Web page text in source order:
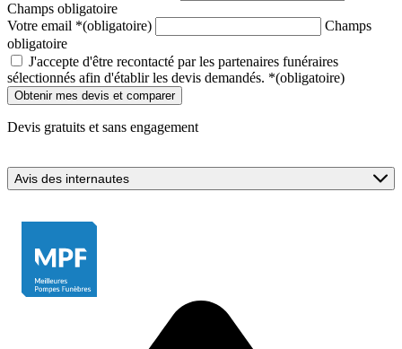
Champs obligatoire
Votre email *(obligatoire)
Champs
obligatoire
J'accepte d'être recontacté par les partenaires funéraires
sélectionnés afin d'établir les devis demandés. *(obligatoire)
Devis gratuits et sans engagement
Avis des internautes